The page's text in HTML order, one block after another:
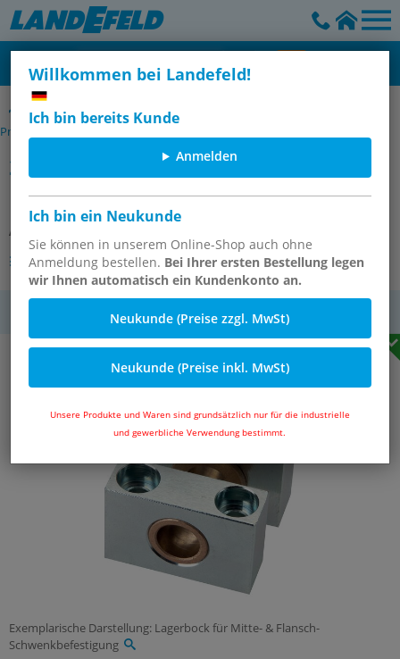
Willkommen bei Landefeld!
Ich bin bereits Kunde
Anmelden
Ich bin ein Neukunde
Sie können in unserem Online-Shop auch ohne
Anmeldung bestellen. Bei Ihrer ersten Bestellung legen
wir Ihnen automatisch ein Kundenkonto an.
Neukunde (Preise zzgl. MwSt)
Neukunde (Preise inkl. MwSt)
Unsere Produkte und Waren sind grundsätzlich nur für die industrielle
und gewerbliche Verwendung bestimmt.
Lagerböcke für Mitten- & Flansch-Schwenkbefestigungen, für
Pneumatik-Zylinder ISO 15552
2 Stk. Lagerböcke für
Mittenschwenkbefest. 63 & 80 mm
Artikelnummer:
Andere Varianten des Artikels
Exemplarische Darstellung: Lagerbock für Mitte- & Flansch-
Schwenkbefestigung